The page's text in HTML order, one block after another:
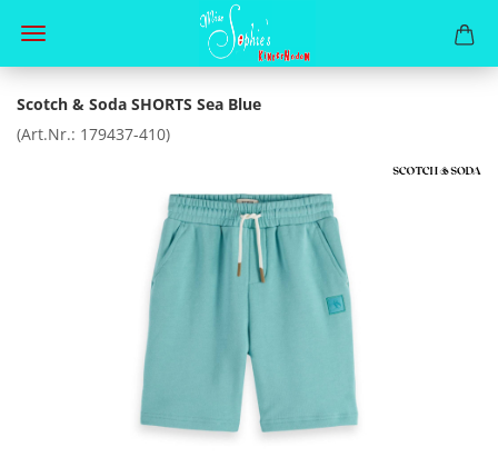
Scotch & Soda SHORTS Sea Blue
(Art.Nr.: 179437-410)